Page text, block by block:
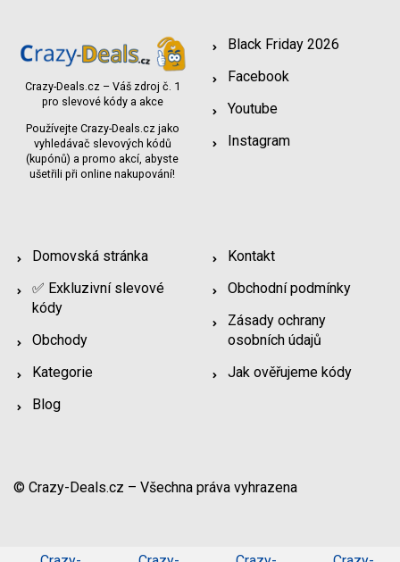
Crazy-Deals.cz – Váš zdroj č. 1
pro slevové kódy a akce
Používejte Crazy-Deals.cz jako
vyhledávač slevových kódů
(kupónů) a promo akcí, abyste
ušetřili při online nakupování!
Black Friday 2026
Facebook
Youtube
Instagram
Domovská stránka
✅ Exkluzivní slevové
kódy
Obchody
Kategorie
Blog
Kontakt
Obchodní podmínky
Zásady ochrany
osobních údajů
Jak ověřujeme kódy
© Crazy-Deals.cz – Všechna práva vyhrazena